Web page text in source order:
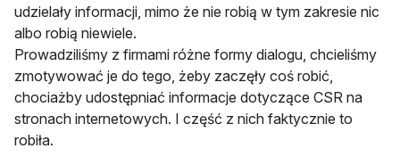
udzielały informacji, mimo że nie robią w tym zakresie nic
albo robią niewiele.
Prowadziliśmy z firmami różne formy dialogu, chcieliśmy
zmotywować je do tego, żeby zaczęły coś robić,
chociażby udostępniać informacje dotyczące CSR na
stronach internetowych. I część z nich faktycznie to
robiła.